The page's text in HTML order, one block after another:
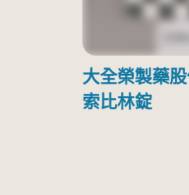
大全榮製藥
索比林錠